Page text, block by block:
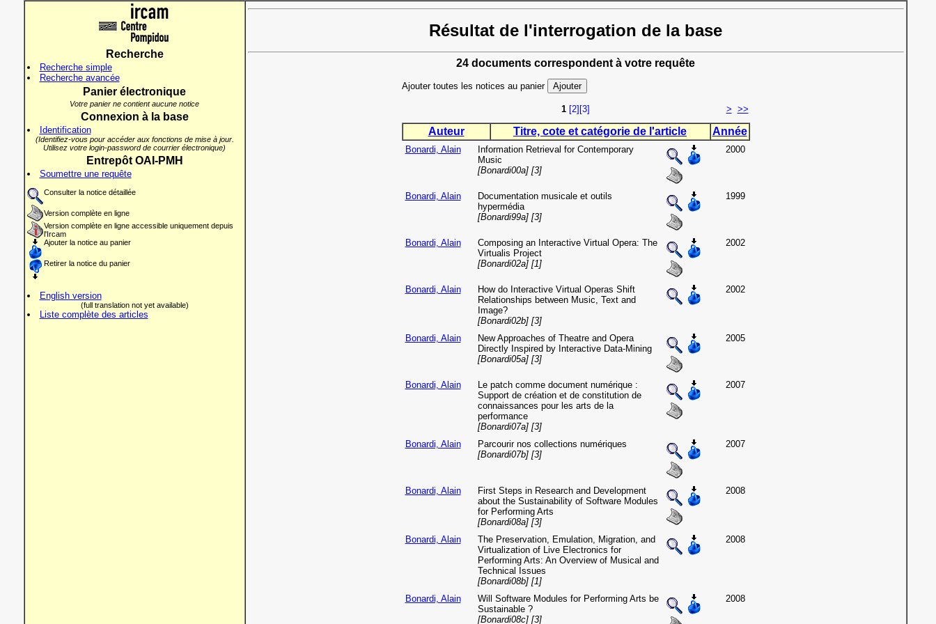
Recherche
Recherche simple
Recherche avancée
Panier électronique
Votre panier ne contient aucune notice
Connexion à la base
Identification
(Identifiez-vous pour accéder aux fonctions de mise à jour.
Utilisez votre login-password de courrier électronique)
Entrepôt OAI-PMH
Soumettre une requête
Consulter la notice détaillée
Version complète en ligne
Version complète en ligne accessible uniquement depuis
l'Ircam
Ajouter la notice au panier
Retirer la notice du panier
English version
(full translation not yet available)
Liste complète des articles
Résultat de l'interrogation de la base
24 documents correspondent à votre requête
Ajouter toutes les notices au panier
1 [2] [3] > >>
Auteur Titre, cote et catégorie de l'article Année
Bonardi, Alain
Information Retrieval for Contemporary
Music
[Bonardi00a] [3]
2000
Bonardi, Alain
Documentation musicale et outils
hypermédia
[Bonardi99a] [3]
1999
Bonardi, Alain
Composing an Interactive Virtual Opera: The
Virtualis Project
[Bonardi02a] [1]
2002
Bonardi, Alain
How do Interactive Virtual Operas Shift
Relationships between Music, Text and
Image?
[Bonardi02b] [3]
2002
Bonardi, Alain
New Approaches of Theatre and Opera
Directly Inspired by Interactive Data-Mining
[Bonardi05a] [3]
2005
Bonardi, Alain
Le patch comme document numérique :
Support de création et de constitution de
connaissances pour les arts de la
performance
[Bonardi07a] [3]
2007
Bonardi, Alain
Parcourir nos collections numériques
[Bonardi07b] [3]
2007
Bonardi, Alain
First Steps in Research and Development
about the Sustainability of Software Modules
for Performing Arts
[Bonardi08a] [3]
2008
Bonardi, Alain
The Preservation, Emulation, Migration, and
Virtualization of Live Electronics for
Performing Arts: An Overview of Musical and
Technical Issues
[Bonardi08b] [1]
2008
Bonardi, Alain
Will Software Modules for Performing Arts be
Sustainable ?
[Bonardi08c] [3]
2008